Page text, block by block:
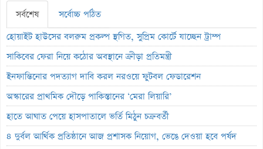
সর্বশেষ
সর্বোচ্চ পঠিত
হোয়াইট হাউসের বলরুম প্রকল্প স্থগিত, সুপ্রিম কোর্টে যাচ্ছেন ট্রাম্প
সাকিবের ফেরা নিয়ে কঠোর অবস্থানে ক্রীড়া প্রতিমন্ত্রী
ইনফান্তিনোর পদত্যাগ দাবি করল নরওয়ে ফুটবল ফেডারেশন
অস্কারের প্রাথমিক দৌড়ে পাকিস্তানের ‘মেরা লিয়ারি’
হাতে আঘাত পেয়ে হাসপাতালে ভর্তি মিঠুন চক্রবর্তী
৪ দুর্বল আর্থিক প্রতিষ্ঠানে আজ প্রশাসক নিয়োগ, ভেঙে দেওয়া হবে পর্ষদ